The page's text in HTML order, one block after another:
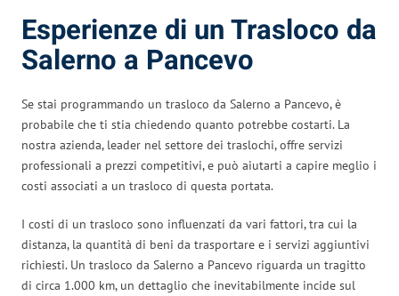
Esperienze di un Trasloco da
Salerno a Pancevo
Se stai programmando un trasloco da Salerno a Pancevo, è
probabile che ti stia chiedendo quanto potrebbe costarti. La
nostra azienda, leader nel settore dei traslochi, offre servizi
professionali a prezzi competitivi, e può aiutarti a capire meglio i
costi associati a un trasloco di questa portata.
I costi di un trasloco sono influenzati da vari fattori, tra cui la
distanza, la quantità di beni da trasportare e i servizi aggiuntivi
richiesti. Un trasloco da Salerno a Pancevo riguarda un tragitto
di circa 1.000 km, un dettaglio che inevitabilmente incide sul